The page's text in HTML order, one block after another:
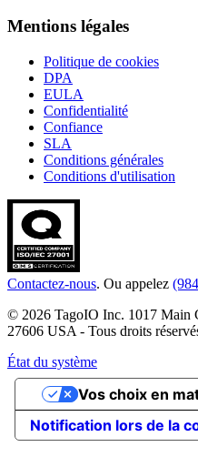
Mentions légales
Politique de cookies
DPA
EULA
Confidentialité
Confiance
SLA
Conditions générales
Conditions d'utilisation
Contactez-nous. Ou appelez
© 2026 TagoIO Inc. 1017 Main
27606 USA - Tous droits
État du système
Notification lors de la
Vos choix en